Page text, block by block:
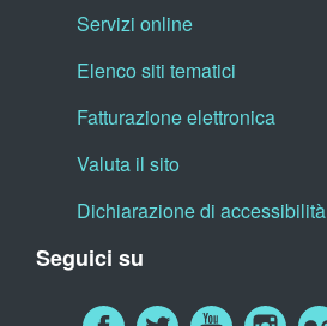
Servizi online
Elenco siti tematici
Fatturazione elettronica
Valuta il sito
Dichiarazione di accessibilità
Seguici su